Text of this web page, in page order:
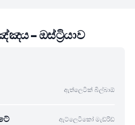
– ඔස්ට්‍රියාව
ඇත්ලෙටික් බිල්බාඕ
ඇට්ලෙටිකෝ මැඩ්රිඩ්